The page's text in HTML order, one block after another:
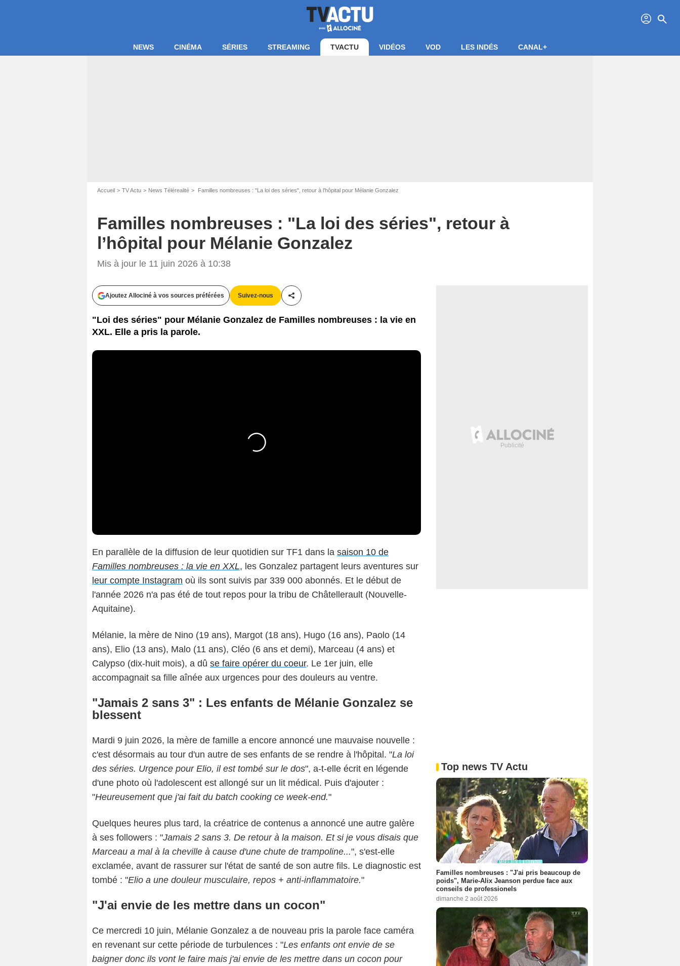
profil search
NEWS CINÉMA SÉRIES STREAMING TVACTU VIDÉOS VOD LES INDÉS CANAL+
Accueil TV Actu News Télérealité Familles nombreuses : "La loi des séries", retour à l’hôpital pour Mélanie Gonzalez
Familles nombreuses : "La loi des séries", retour à
l’hôpital pour Mélanie Gonzalez
Mis à jour le 11 juin 2026 à 10:38
Ajoutez Allociné à vos sources préférées Suivez-nous
Partager cet article
"Loi des séries" pour Mélanie Gonzalez de Familles nombreuses : la vie en
XXL. Elle a pris la parole.
En parallèle de la diffusion de leur quotidien sur TF1 dans la saison 10 de
Familles nombreuses : la vie en XXL, les Gonzalez partagent leurs aventures sur
leur compte Instagram où ils sont suivis par 339 000 abonnés. Et le début de
l'année 2026 n'a pas été de tout repos pour la tribu de Châtellerault (Nouvelle-
Aquitaine).
Mélanie, la mère de Nino (19 ans), Margot (18 ans), Hugo (16 ans), Paolo (14
ans), Elio (13 ans), Malo (11 ans), Cléo (6 ans et demi), Marceau (4 ans) et
Calypso (dix-huit mois), a dû se faire opérer du coeur. Le 1er juin, elle
accompagnait sa fille aînée aux urgences pour des douleurs au ventre.
"Jamais 2 sans 3" : Les enfants de Mélanie Gonzalez se
blessent
Mardi 9 juin 2026, la mère de famille a encore annoncé une mauvaise nouvelle :
c'est désormais au tour d'un autre de ses enfants de se rendre à l'hôpital. "La loi
des séries. Urgence pour Elio, il est tombé sur le dos", a-t-elle écrit en légende
d'une photo où l'adolescent est allongé sur un lit médical. Puis d'ajouter :
"Heureusement que j'ai fait du batch cooking ce week-end."
Quelques heures plus tard, la créatrice de contenus a annoncé une autre galère
à ses followers : "Jamais 2 sans 3. De retour à la maison. Et si je vous disais que
Marceau a mal à la cheville à cause d'une chute de trampoline...", s'est-elle
exclamée, avant de rassurer sur l'état de santé de son autre fils. Le diagnostic est
tombé : "Elio a une douleur musculaire, repos + anti-inflammatoire."
"J'ai envie de les mettre dans un cocon"
Ce mercredi 10 juin, Mélanie Gonzalez a de nouveau pris la parole face caméra
en revenant sur cette période de turbulences : "Les enfants ont envie de se
baigner donc ils vont le faire mais j'ai envie de les mettre dans un cocon pour
Top news TV Actu
Familles nombreuses : "J'ai pris beaucoup de
poids", Marie-Alix Jeanson perdue face aux
conseils de professionels
dimanche 2 août 2026